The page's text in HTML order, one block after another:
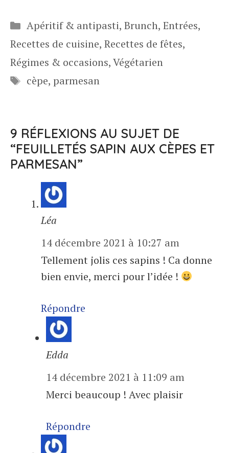
Catégories
Apéritif & antipasti, Brunch, Entrées,
Recettes de cuisine, Recettes de fêtes,
Régimes & occasions,Végétarien
Étiquettes
cèpe, parmesan
9 RÉFLEXIONS AU SUJET DE
“FEUILLETÉS SAPIN AUX CÈPES ET
PARMESAN”
Léa
14 décembre 2021 à 10:27 am
Tellement jolis ces sapins ! Ca donne
bien envie, merci pour l’idée !
Répondre
Edda
14 décembre 2021 à 11:09 am
Merci beaucoup ! Avec plaisir
Répondre